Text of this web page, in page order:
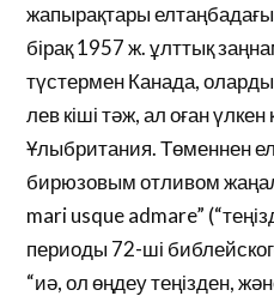
жапырақтары
бірақ 1957 ж. ұлттық
түстермен Канада,
лев кіші тәж, ал оған үлкен
Ұлыбритания. Төменнен
бирюзовым отливом
mari usque admare”
периоды 72-ші
“иә, ол өңдеу теңізден,